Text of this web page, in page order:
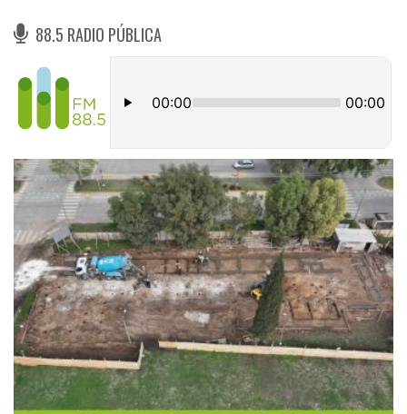
88.5 RADIO PÚBLICA